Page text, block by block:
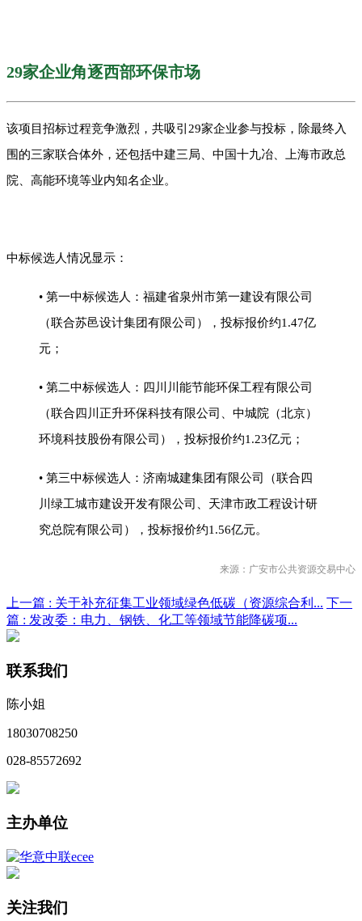
29家企业角逐西部环保市场
该项目招标过程竞争激烈，共吸引29家企业参与投标，除最终入
围的三家联合体外，还包括中建三局、中国十九冶、上海市政总
院、高能环境等业内知名企业。
中标候选人情况显示：
• 第一中标候选人：福建省泉州市第一建设有限公司
（联合苏邑设计集团有限公司），投标报价约1.47亿
元；
• 第二中标候选人：四川川能节能环保工程有限公司
（联合四川正升环保科技有限公司、中城院（北京）
环境科技股份有限公司），投标报价约1.23亿元；
• 第三中标候选人：济南城建集团有限公司（联合四
川绿工城市建设开发有限公司、天津市政工程设计研
究总院有限公司），投标报价约1.56亿元。
来源： 广安市公共资源交易中心
上一篇 : 关于补充征集工业领域绿色低碳（资源综合利... 下一
篇 : 发改委：电力、钢铁、化工等领域节能降碳项...
联系我们
陈小姐
18030708250
028-85572692
主办单位
关注我们